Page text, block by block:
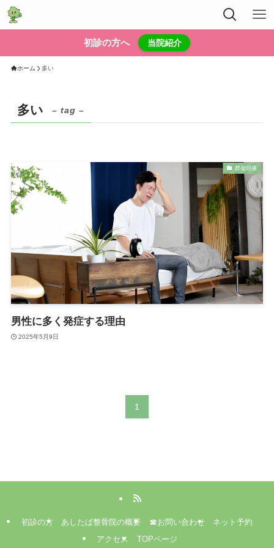
初診の方へ 当院紹介
ホーム 多い
多い – tag –
群発頭痛
男性に多く発症する理由
2025年5月9日
1
初診の方 あしたば整骨院の概要 ☎お問い合わせ
ネット予約
アクセス
TOPページ